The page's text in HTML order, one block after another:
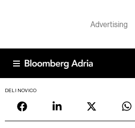
DELI NOVICO